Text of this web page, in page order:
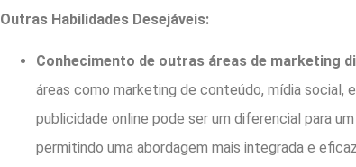
Outras Habilidades Desejáveis:
Conhecimento de outras áreas de marketing
áreas como marketing de conteúdo, mídia social,
publicidade online pode ser um diferencial para
permitindo uma abordagem mais integrada e